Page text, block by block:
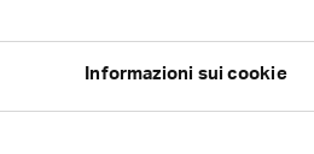
Informazioni sui cookie
spazi generosi e tutta disposta su
attenzione: potresti averla...